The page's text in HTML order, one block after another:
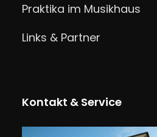
Praktika im Musikhaus
Links & Partner
Kontakt & Service